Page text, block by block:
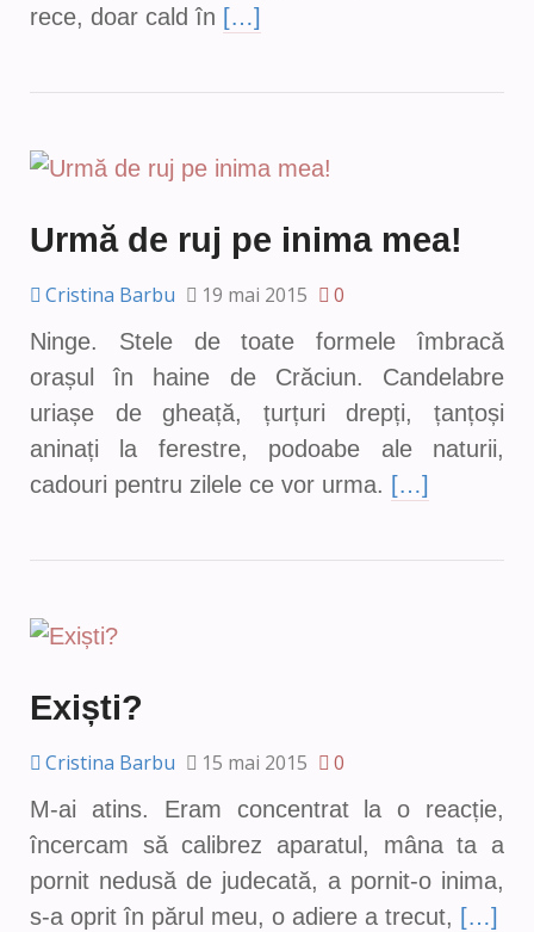
rece, doar cald în […]
Urmă de ruj pe inima mea!
Cristina Barbu 19 mai 2015
0
Ninge. Stele de toate formele îmbracă
orașul în haine de Crăciun. Candelabre
uriașe de gheață, țurțuri drepți, țanțoși
aninați la ferestre, podoabe ale naturii,
cadouri pentru zilele ce vor urma. […]
Exiști?
Cristina Barbu 15 mai 2015
0
M-ai atins. Eram concentrat la o reacție,
încercam să calibrez aparatul, mâna ta a
pornit nedusă de judecată, a pornit-o inima,
s-a oprit în părul meu, o adiere a trecut, […]